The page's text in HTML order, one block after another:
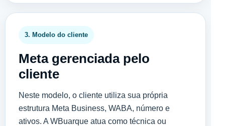
3. Modelo do cliente
Meta gerenciada pelo
cliente
Neste modelo, o cliente utiliza sua própria
estrutura Meta Business, WABA, número e
ativos. A WBuarque atua como técnica ou